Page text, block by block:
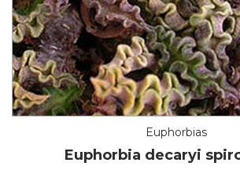
Euphorbias
Euphorbia decaryi